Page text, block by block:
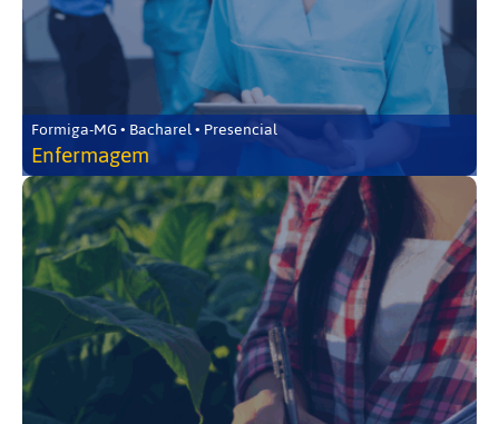
Formiga-MG • Bacharel • Presencial
Enfermagem